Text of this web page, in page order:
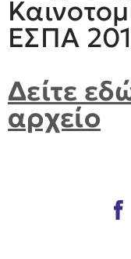
ΕΣΠΑ
Δείτε
αρχείο